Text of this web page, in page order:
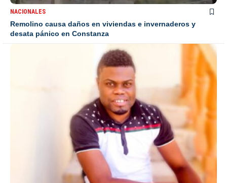
NACIONALES
Remolino causa daños en viviendas e invernaderos y
desata pánico en Constanza